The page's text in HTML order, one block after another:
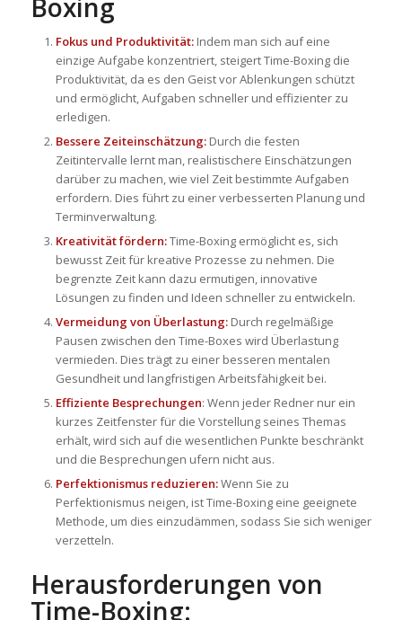
Fokus und Produktivität:Indem man sich auf eine
einzige Aufgabe konzentriert, steigert Time-Boxing die
Produktivität, da es den Geist vor Ablenkungen schützt
und ermöglicht, Aufgaben schneller und effizienter zu
erledigen.
Bessere Zeiteinschätzung:Durch die festen
Zeitintervalle lernt man, realistischere Einschätzungen
darüber zu machen, wie viel Zeit bestimmte Aufgaben
erfordern. Dies führt zu einer verbesserten Planung und
Terminverwaltung.
Kreativität fördern:Time-Boxing ermöglicht es, sich
bewusst Zeit für kreative Prozesse zu nehmen. Die
begrenzte Zeit kann dazu ermutigen, innovative
Lösungen zu finden und Ideen schneller zu entwickeln.
Vermeidung von Überlastung:Durch regelmäßige
Pausen zwischen den Time-Boxes wird Überlastung
vermieden. Dies trägt zu einer besseren mentalen
Gesundheit und langfristigen Arbeitsfähigkeit bei.
Effiziente Besprechungen: Wenn jeder Redner nur ein
kurzes Zeitfenster für die Vorstellung seines Themas
erhält, wird sich auf die wesentlichen Punkte beschränkt
und die Besprechungen ufern nicht aus.
Perfektionismus reduzieren:Wenn Sie zu
Perfektionismus neigen, ist Time-Boxing eine geeignete
Methode, um dies einzudämmen, sodass Sie sich weniger
verzetteln.
Herausforderungen von
Time-Boxing: